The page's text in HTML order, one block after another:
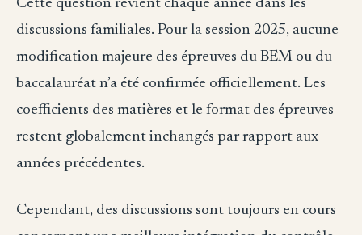
Cette question revient chaque année dans les
discussions familiales. Pour la session 2025, aucune
modification majeure des épreuves du BEM ou du
baccalauréat n’a été confirmée officiellement. Les
coefficients des matières et le format des épreuves
restent globalement inchangés par rapport aux
années précédentes.
Cependant, des discussions sont toujours en cours